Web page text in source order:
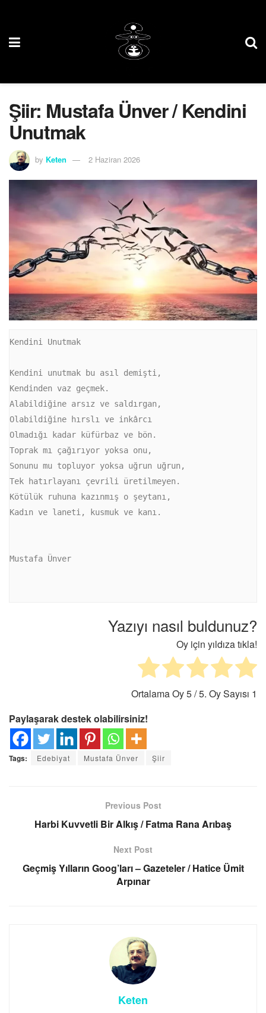
Şiir: Mustafa Ünver / Kendini
Unutmak
by Keten 2 Haziran 2026
Kendini Unutmak
Kendini unutmak bu asıl demişti,
Kendinden vaz geçmek.
Alabildiğine arsız ve saldırgan,
Olabildiğine hırslı ve inkârcı
Olmadığı kadar küfürbaz ve bön.
Toprak mı çağırıyor yoksa onu,
Sonunu mu topluyor yoksa uğrun uğrun,
Tek hatırlayanı çevrili üretilmeyen.
Kötülük ruhuna kazınmış o şeytanı,
Kadın ve laneti, kusmuk ve kanı.
Mustafa Ünver
Yazıyı nasıl buldunuz?
Oy için yıldıza tıkla!
Ortalama Oy5/ 5. Oy Sayısı 1
Paylaşarak destek olabilirsiniz!
Tags: Edebiyat Mustafa Ünver Şiir
Previous Post
Harbi Kuvvetli Bir Alkış / Fatma Rana Arıbaş
Next Post
Geçmiş Yılların Goog’ları – Gazeteler / Hatice Ümit
Arpınar
Keten